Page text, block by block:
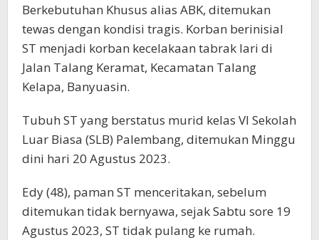
Berkebutuhan Khusus alias ABK, ditemukan
tewas dengan kondisi tragis. Korban berinisial
ST menjadi korban kecelakaan tabrak lari di
Jalan Talang Keramat, Kecamatan Talang
Kelapa, Banyuasin.
Tubuh ST yang berstatus murid kelas VI Sekolah
Luar Biasa (SLB) Palembang, ditemukan Minggu
dini hari 20 Agustus 2023.
Edy (48), paman ST menceritakan, sebelum
ditemukan tidak bernyawa, sejak Sabtu sore 19
Agustus 2023, ST tidak pulang ke rumah.